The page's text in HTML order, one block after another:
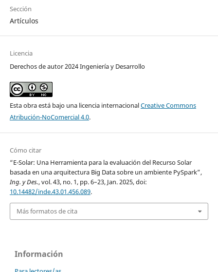
Sección
Artículos
Licencia
Derechos de autor 2024 Ingeniería y Desarrollo
Esta obra está bajo una licencia internacionalCreative Commons
Atribución-NoComercial 4.0.
Cómo citar
“E-Solar: Una Herramienta para la evaluación del Recurso Solar
basada en una arquitectura Big Data sobre un ambiente PySpark”,
Ing. y Des., vol. 43, no. 1, pp. 6–23, Jan. 2025, doi:
10.14482/inde.43.01.456.089.
Más formatos de cita
Información